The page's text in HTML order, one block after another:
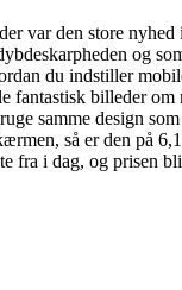
var den store nyhed
og
du indstiller
fantastisk billeder
samme design
så er den på
fra i dag, og prisen